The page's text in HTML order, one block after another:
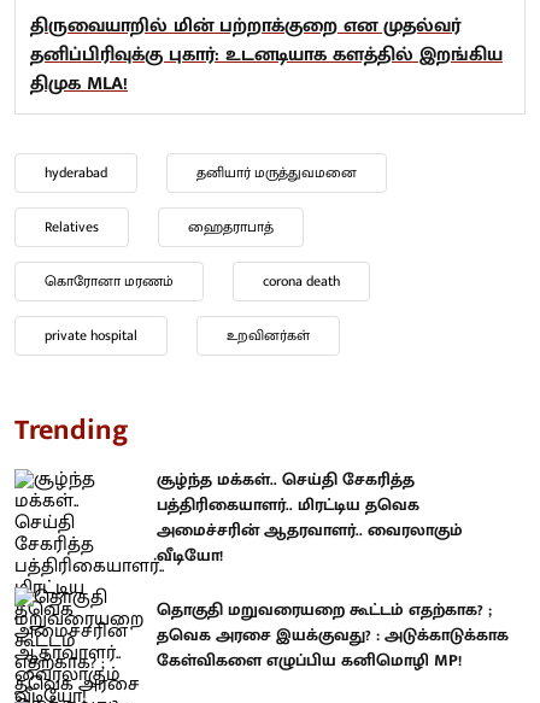
திருவையாறில் மின் பற்றாக்குறை என முதல்வர்
தனிப்பிரிவுக்கு புகார்: உடனடியாக களத்தில் இறங்கிய
திமுக MLA!
hyderabad தனியார் மருத்துவமனை
Relatives ஹைதராபாத்
கொரோனா மரணம் corona death
private hospital உறவினர்கள்
Trending
சூழ்ந்த மக்கள்.. செய்தி சேகரித்த
பத்திரிகையாளர்.. மிரட்டிய தவெக
அமைச்சரின் ஆதரவாளர்.. வைரலாகும்
வீடியோ!
தொகுதி மறுவரையறை கூட்டம் எதற்காக? ;
தவெக அரசை இயக்குவது? : அடுக்காடுக்காக
கேள்விகளை எழுப்பிய கனிமொழி MP!